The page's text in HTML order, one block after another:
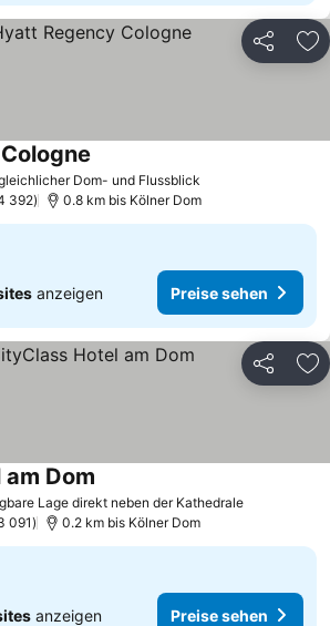
Teilen
Dom- und Flussblick
392 0.8 km bis Kölner Dom
anzeigen Preise sehen
Teilen
Lage direkt neben der KathedralePreise
Dom
091 0.2 km bis Kölner Dom
anzeigen Preise sehen